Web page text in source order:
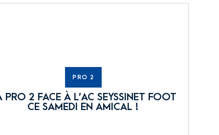
PRO 2
PRO 2 FACE À L’AC SEYSSINET FOOT
CE SAMEDI EN AMICAL !